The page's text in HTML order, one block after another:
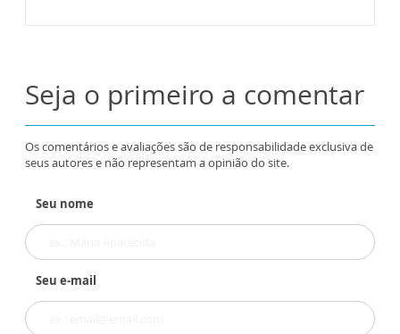
Seja o primeiro a comentar
Os comentários e avaliações são de responsabilidade exclusiva de
seus autores e não representam a opinião do site.
Seu nome
Seu e-mail